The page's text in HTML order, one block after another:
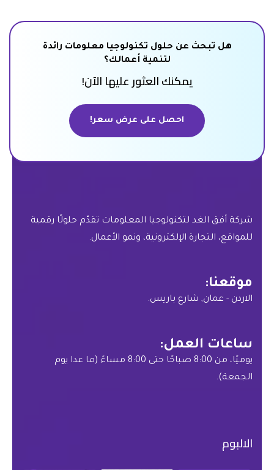
هل تبحث عن حلول تكنولوجيا معلومات رائدة
لتنمية أعمالك؟
يمكنك العثور عليها الآن!
احصل على عرض سعر!
شركة أفق الغد لتكنولوجيا المعلومات تقدّم حلولًا رقمية
للمواقع، التجارة الإلكترونية، ونمو الأعمال.
موقعنا:
الاردن - عمان, شارع باريس.
ساعات العمل:
يوميًا، من 8:00 صباحًا حتى 8:00 مساءً (ما عدا يوم
الجمعة).
الالبوم